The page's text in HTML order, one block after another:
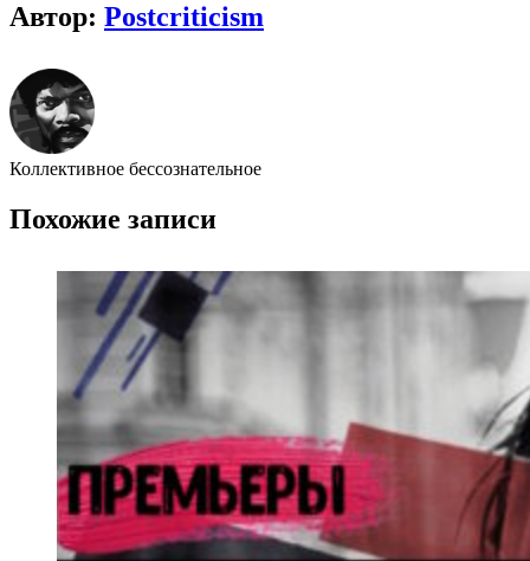
Автор: Postcriticism
Коллективное бессознательное
Похожие записи